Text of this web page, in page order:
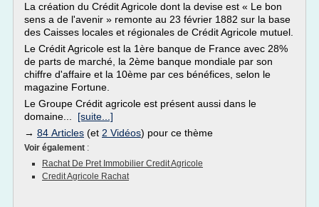
La création du Crédit Agricole dont la devise est « Le bon
sens a de l'avenir » remonte au 23 février 1882 sur la base
des Caisses locales et régionales de Crédit Agricole mutuel.
Le Crédit Agricole est la 1ère banque de France avec 28%
de parts de marché, la 2ème banque mondiale par son
chiffre d'affaire et la 10ème par ces bénéfices, selon le
magazine Fortune.
Le Groupe Crédit agricole est présent aussi dans le
domaine... [suite...]
→ 84 Articles (et 2 Vidéos) pour ce thème
Voir également :
Rachat De Pret Immobilier Credit Agricole
Credit Agricole Rachat